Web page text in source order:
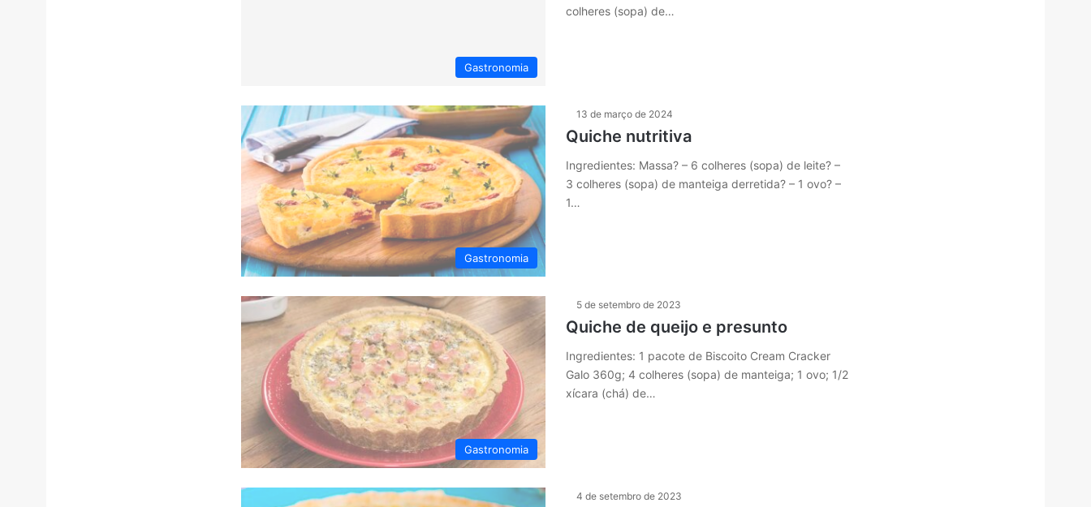
Gastronomia
colheres (sopa) de…
Gastronomia
13 de março de 2024
Quiche nutritiva
Ingredientes: Massa? – 6 colheres (sopa) de leite? –
3 colheres (sopa) de manteiga derretida? – 1 ovo? –
1…
Gastronomia
5 de setembro de 2023
Quiche de queijo e presunto
Ingredientes: 1 pacote de Biscoito Cream Cracker
Galo 360g; 4 colheres (sopa) de manteiga; 1 ovo; 1/2
xícara (chá) de…
4 de setembro de 2023